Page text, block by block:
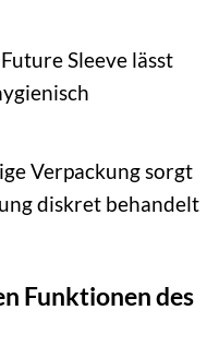
Sleeve lässt
Verpackung sorgt
diskret behandelt
Funktionen des